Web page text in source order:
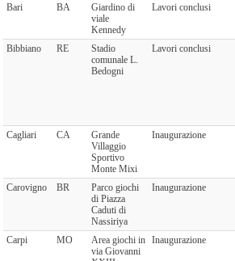
Bari
BA
Giardino di
viale
Kennedy
Lavori conclusi
Bibbiano RE
Stadio
comunale L.
Bedogni
Lavori conclusi
Cagliari CA
Grande
Villaggio
Sportivo
Monte Mixi
Inaugurazione
Carovigno BR
Parco giochi
di Piazza
Caduti di
Nassiriya
Inaugurazione
Carpi MO
Area giochi in
via Giovanni
Inaugurazione